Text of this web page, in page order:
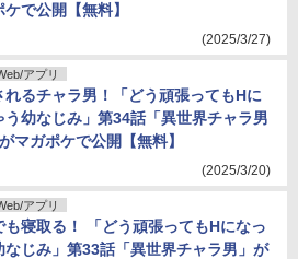
で公開【無料】
(2025/3/27)
アプリ
れるチャラ男！「どう頑張ってもHに
う幼なじみ」第34話「異世界チャラ男
マガポケで公開【無料】
(2025/3/20)
アプリ
も寝取る！ 「どう頑張ってもHになっ
なじみ」第33話「異世界チャラ男」が